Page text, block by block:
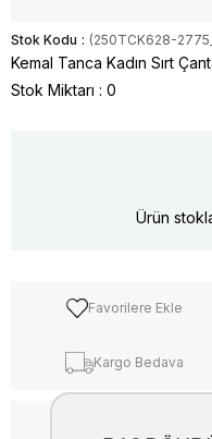
Stok Kodu (250TCK628-
Kemal Tanca Kadın Sırt
Stok Miktarı : 0
Ürün
Favorilere Ekle
Kargo Bedava